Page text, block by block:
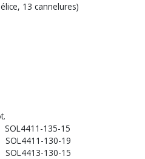
13 cannelures)
135-15
130-19
130-15